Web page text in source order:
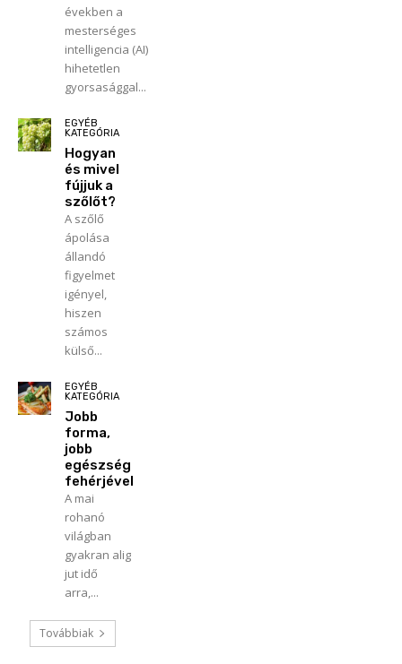
években a
mesterséges
intelligencia (AI)
hihetetlen
gyorsasággal...
EGYÉB
KATEGÓRIA
Hogyan
és mivel
fújjuk a
szőlőt?
A szőlő
ápolása
állandó
figyelmet
igényel,
hiszen
számos
külső...
EGYÉB
KATEGÓRIA
Jobb
forma,
jobb
egészség
fehérjével
A mai
rohanó
világban
gyakran alig
jut idő
arra,...
Továbbiak